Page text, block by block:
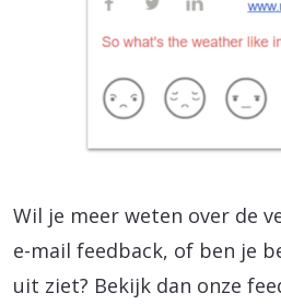
Wil je meer weten over de
e-mail feedback, of ben je
uit ziet? Bekijk dan onze